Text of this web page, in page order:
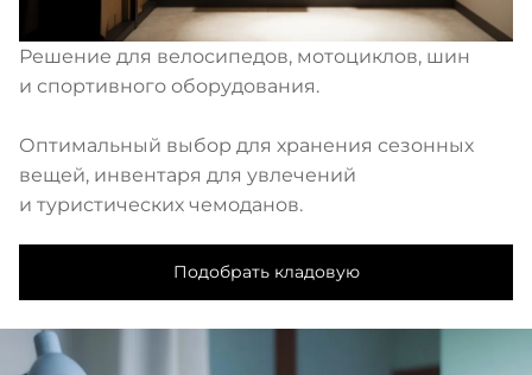
Решение для велосипедов, мотоциклов, шин
и спортивного оборудования.
Оптимальный выбор для хранения сезонных
вещей, инвентаря для увлечений
и туристических чемоданов.
Подобрать кладовую